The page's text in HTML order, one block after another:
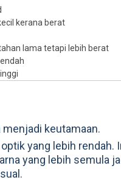
kerana berat
lama tetapi lebih berat
keutamaan.
yang lebih rendah.
yang lebih semula